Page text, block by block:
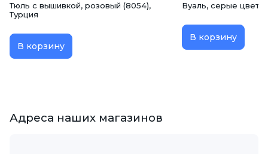
Тюль с вышивкой, розовый (8054),
Турция
В корзину
Вуаль, серые
В корзину
Адреса наших магазинов